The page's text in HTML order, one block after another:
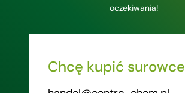
oczekiwania!
Chcę kupić surowce